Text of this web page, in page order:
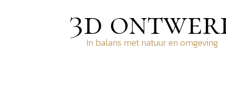
3d
In balans met natuur en omgeving